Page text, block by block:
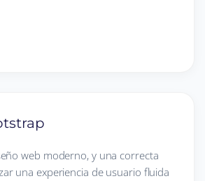
web moderno, y una correcta
una experiencia de usuario fluida